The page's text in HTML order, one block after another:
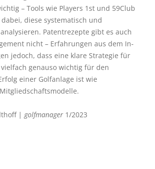
– Tools wie Players 1st und 59Club
diese systematisch und
Patentrezepte gibt es auch
nicht – Erfahrungen aus dem In-
jedoch, dass eine klare Strategie für
genauso wichtig für den
einer Golfanlage ist wie
| golfmanager1/2023